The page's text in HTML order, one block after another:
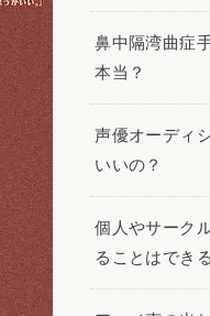
鼻中隔湾曲症
本当？
声優オーディ
いいの？
個人やサーク
ることはでき